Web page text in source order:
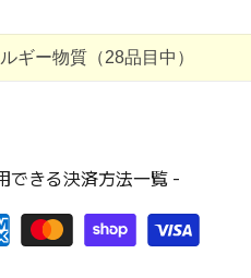
ギー物質（28品目中）
できる決済方法一覧 -